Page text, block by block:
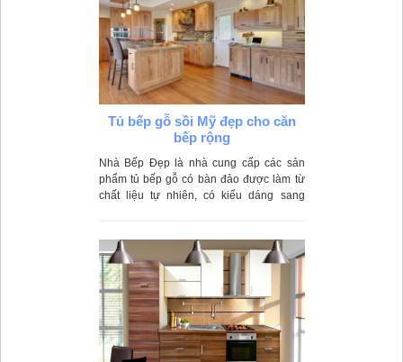
Tủ bếp gỗ sồi Mỹ đẹp cho căn
bếp rộng
Nhà Bếp Đẹp là nhà cung cấp các sản
phẩm tủ bếp gỗ có bàn đảo được làm từ
chất liệu tự nhiên, có kiểu dáng sang